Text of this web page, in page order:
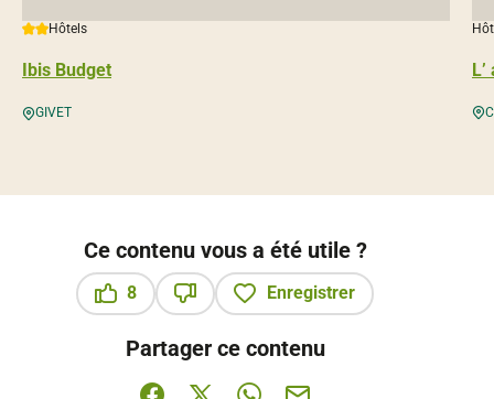
Ibis Budget
2 étoiles
Hôtels
GIVET
Ce contenu vous a été utile ?
8
Enregistrer
Partager ce contenu